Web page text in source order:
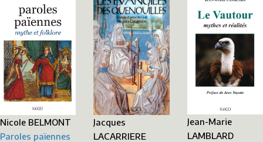
Nicole BELMONT
Paroles païennes
Jacques
LACARRIERE
Jean-Marie
LAMBLARD